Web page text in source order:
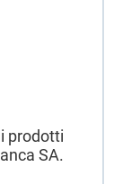
prodotti
SA.